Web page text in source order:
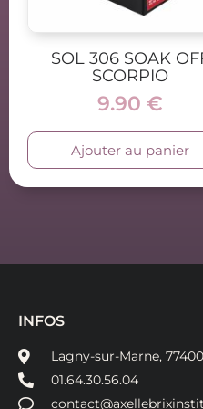
SOL 306 SOAK
SCORPIO
9.90 €
Ajouter au panier
INFOS
Lagny-sur-Marne,
01.64.30.56.04